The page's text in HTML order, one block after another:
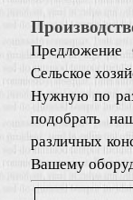
Предложение
Сельское
Нужную по
подобрать
различных
Вашему